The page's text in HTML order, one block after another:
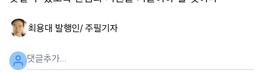
최용대 발행인/ 주필기자